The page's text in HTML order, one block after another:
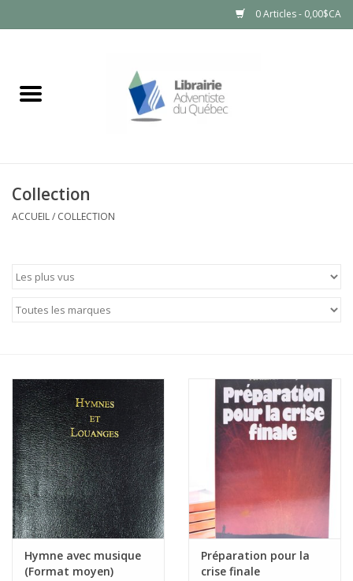
0 Articles - 0,00$CA
Collection
ACCUEIL/ COLLECTION
Hymne avec musique
(Format moyen)
Préparation pour la
crise finale